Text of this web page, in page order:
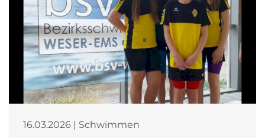
16.03.2026 | Schwimmen